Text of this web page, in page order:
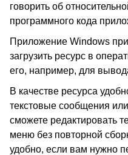
говорить об
программного кода
Приложение Windows
загрузить ресурс в
его, например, для
В качестве ресурса
текстовые сообщения
сможете редактировать
меню без повторной
удобно, если вам нужно